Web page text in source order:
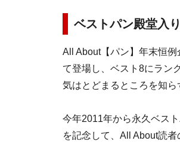
ベストパン殿堂入
All About【パン】年末恒
て登場し、ベスト8にラン
気はとどまるところを知ら
今年2011年から永久ベス
を記念して、All About読